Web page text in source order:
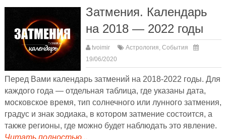
Затмения. Календарь
на 2018 — 2022 годы
tvoimir Астрология,События
19/06/2020
Перед Вами календарь затмений на 2018-2022 годы. Для
каждого года — отдельная таблица, где указаны дата,
московское время, тип солнечного или лунного затмения,
градус и знак зодиака, в котором затмение состоится, а
также регионы, где можно будет наблюдать это явление.
Читать полностью...